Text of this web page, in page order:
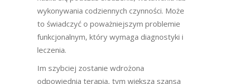
wykonywania codziennych czynności. Może
to świadczyć o poważniejszym problemie
funkcjonalnym, który wymaga diagnostyki i
leczenia.
Im szybciej zostanie wdrożona
odpowiednia terapia, tym większa szansa